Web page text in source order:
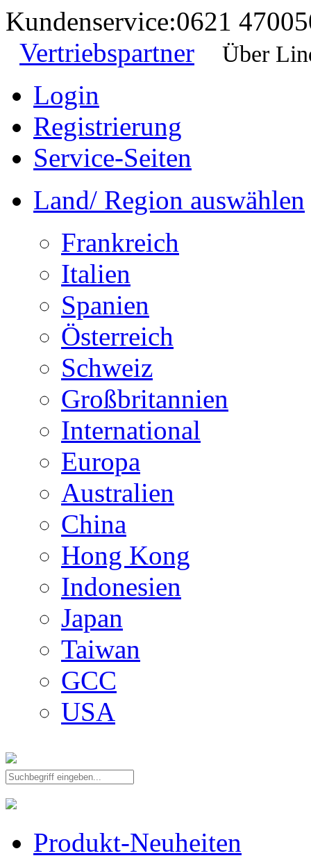
Kundenservice:0621
Vertriebspartner
Über
Login
Registrierung
Service-Seiten
Land/ Region auswählen
Frankreich
Italien
Spanien
Österreich
Schweiz
Großbritannien
International
Europa
Australien
China
Hong Kong
Indonesien
Japan
Taiwan
GCC
USA
Produkt-Neuheiten